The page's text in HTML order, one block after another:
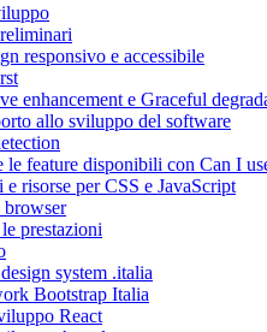
responsivo e accessibile
enhancement e Graceful
allo sviluppo del software
le feature disponibili con Can I
risorse per CSS e JavaScript
browser
prestazioni
system .italia
Bootstrap Italia
React